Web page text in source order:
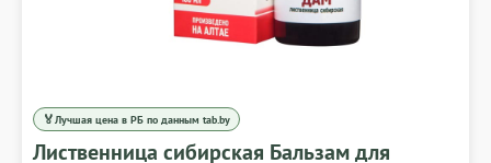
🏅Лучшая цена в РБ по данным tab.by
Лиственница сибирская Бальзам для